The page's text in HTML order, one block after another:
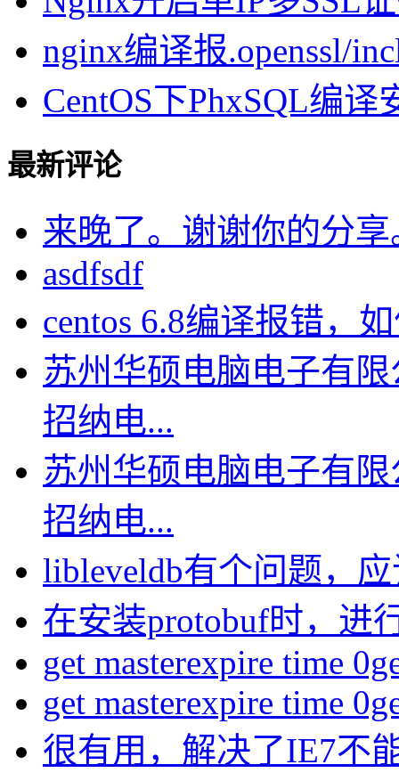
nginx编译报.openssl/
CentOS下PhxSQL编译
最新评论
来晚了。谢谢你的分享
asdfsdf
centos 6.8编译报错，
苏州华硕电脑电子有
招纳电...
苏州华硕电脑电子有
招纳电...
libleveldb有个问题，
在安装protobuf时，进
get masterexpire time
get masterexpire time
很有用，解决了IE7不